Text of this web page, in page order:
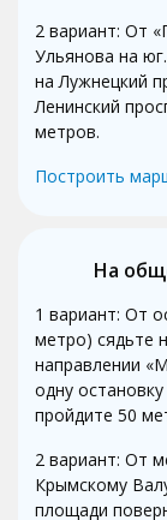
2 вариант: От
Ульянова на
на Лужнецкий
Ленинский
метров.
Построить
На
1 вариант: От
метро) сядьте
направлении
одну
пройдите 50
2 вариант: От
Крымскому
площади